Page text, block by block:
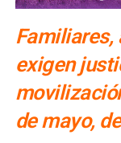
Familiares,
exigen
de mayo,